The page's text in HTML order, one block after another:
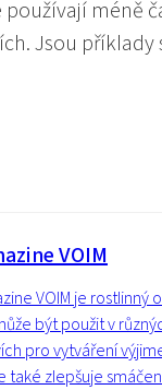
méně
Jsou
VOIM
VOIM je rostlinný
být použit v
pro vytváření
také zlepšuje